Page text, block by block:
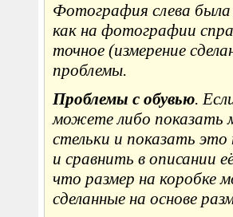
Фотография слева была
как на фотографии
точное (измерение
проблемы.
Проблемы с обувью.
можете либо показать
стельки и показать
и сравнить в описании
что размер на коробке
сделанные на основе